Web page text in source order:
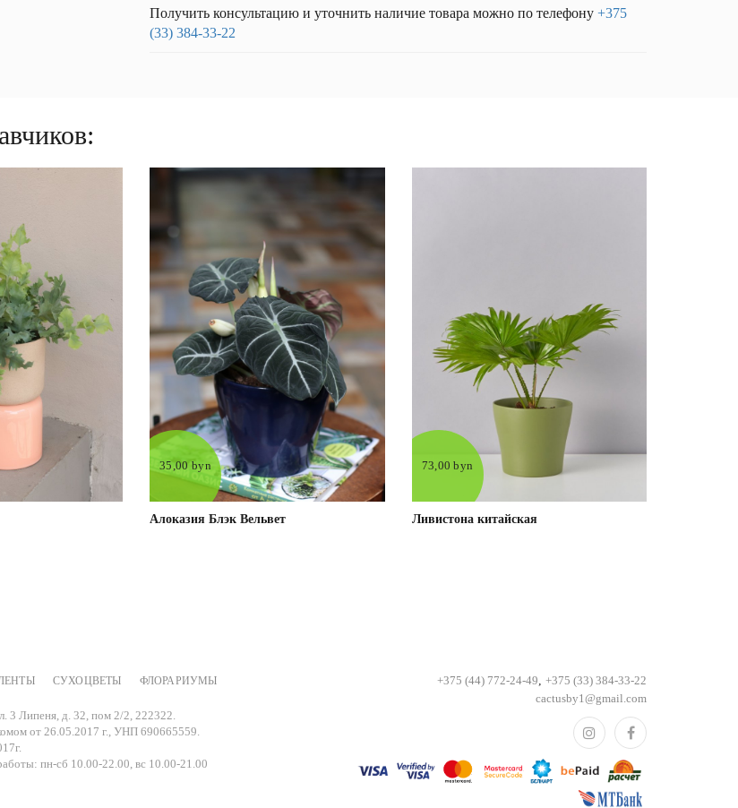
Получить консультацию и уточнить наличие товара можно по телефону +375
(33) 384-33-22
35,00 byn
Алоказия Блэк Вельвет
Подробнее
73,00 byn
Ливистона китайская
СУХОЦВЕТЫ ФЛОРАРИУМЫ
3 Липеня, д. 32, пом 2/2, 222322.
от 26.05.2017 г., УНП 690665559.
пн-сб 10.00-22.00, вс 10.00-21.00
+375 (44) 772-24-49, +375 (33) 384-33-22
cactusby1@gmail.com